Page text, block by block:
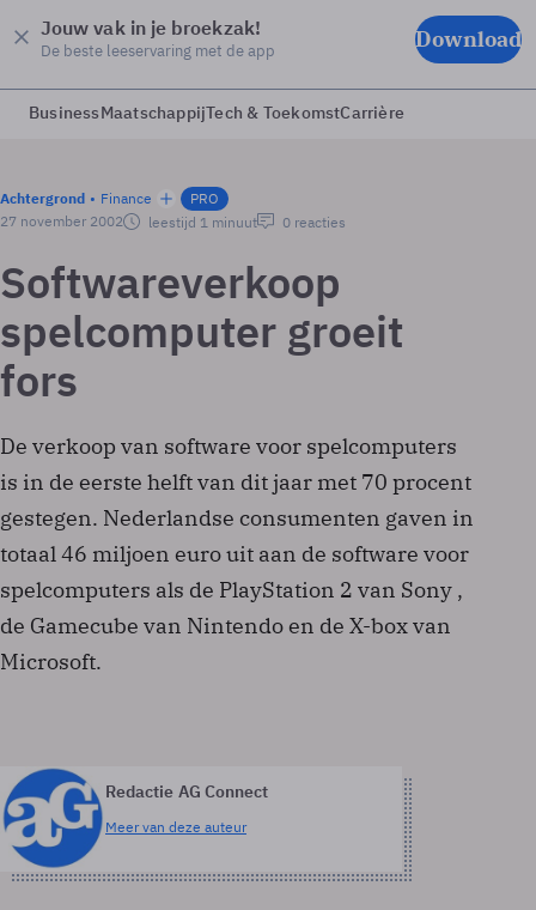
Jouw vak in je broekzak!
De beste leeservaring met de app Download
BusinessMaatschappijTech & ToekomstCarrière
Achtergrond Finance
PRO
27 november 2002
leestijd 1 minuut 0 reacties
Softwareverkoop
spelcomputer groeit
fors
De verkoop van software voor spelcomputers
is in de eerste helft van dit jaar met 70 procent
gestegen. Nederlandse consumenten gaven in
totaal 46 miljoen euro uit aan de software voor
spelcomputers als de PlayStation 2 van Sony ,
de Gamecube van Nintendo en de X-box van
Microsoft.
Redactie AG Connect
Meer van deze auteur